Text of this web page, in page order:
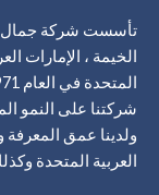
تأسست شركة جمال
الخيمة ، الإمارات
شركتنا على النمو
ولدينا عمق المعرفة
العربية المتحدة